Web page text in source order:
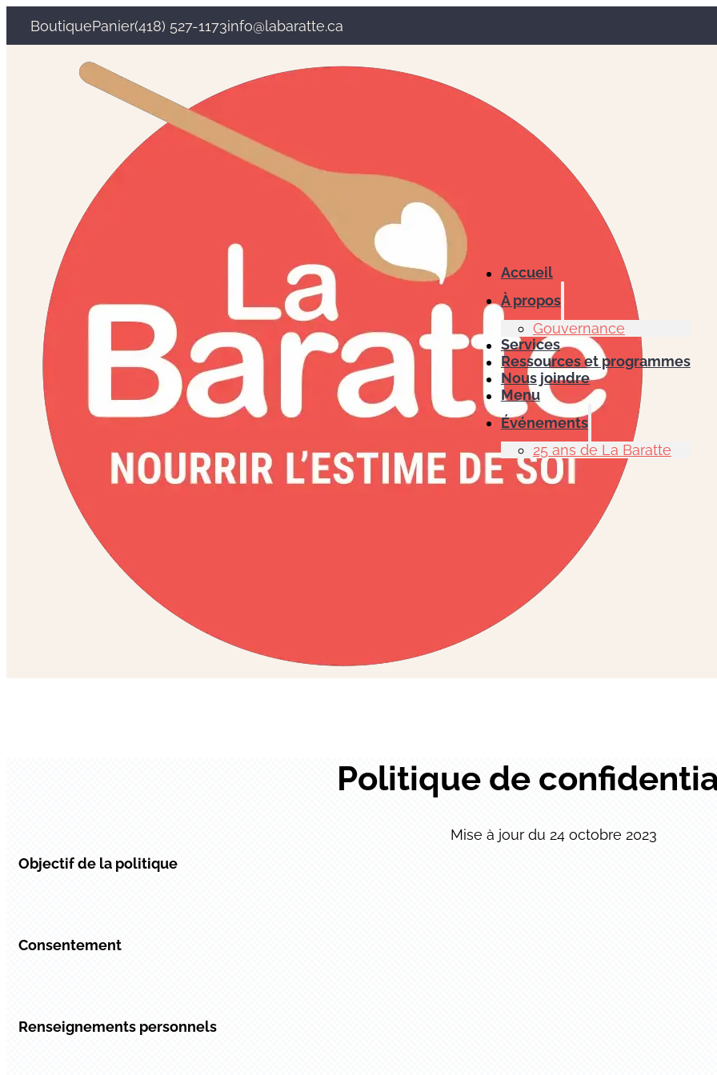
BoutiquePanier(418) 527-1173info@labaratte.ca
Accueil
À propos
Gouvernance
Services
Ressources et programmes
Nous joindre
Menu
Événements
25 ans de La Baratte
Politique de
Mise à jour du 24 octobre 2023
Objectif de la politique
Consentement
Renseignements personnels